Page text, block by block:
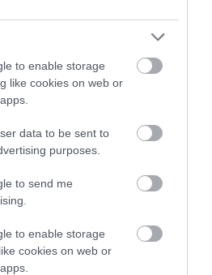
to enable storage
like cookies on web or
data to be sent to
purposes.
to send me
to enable storage
cookies on web or
ERŐSÍTI EGER
augusztus 10|Eger ügye
PAKSON
augusztus 10